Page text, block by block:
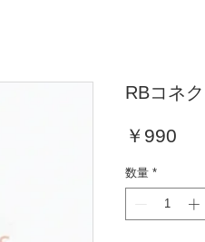
RBコネ
￥990
数量 *